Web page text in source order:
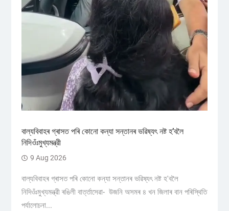
বাল্যবিবাহৰ গ্ৰাসত পৰি কোনো কন্যা সন্তানৰ ভৱিষ্যৎ নষ্ট হ’বলৈ
নিদিওঁঃমুখ্যমন্ত্রী
9 Aug 2026
বাল্যবিবাহৰ গ্ৰাসত পৰি কোনো কন্যা সন্তানৰ ভৱিষ্যৎ নষ্ট হ'বলৈ
নিদিওঁঃমুখ্যমন্ত্রী ৰঙিলী বাৰ্ত্তাসেৱা- উজনি অসমৰ ৪ খন জিলাৰ বান পৰিস্থিতি
পৰ্যালোচনা...